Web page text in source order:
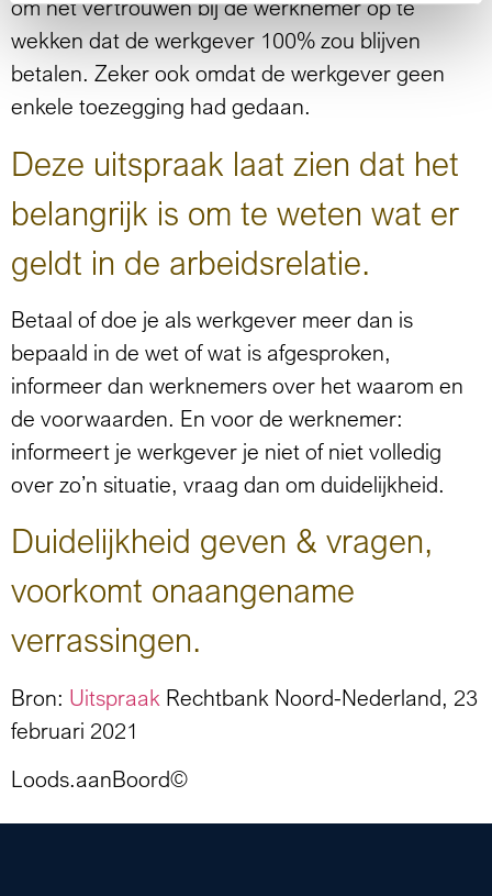
om het vertrouwen bij de werknemer op te
wekken dat de werkgever 100% zou blijven
betalen. Zeker ook omdat de werkgever geen
enkele toezegging had gedaan.
Deze uitspraak laat zien dat het
belangrijk is om te weten wat er
geldt in de arbeidsrelatie.
Betaal of doe je als werkgever meer dan is
bepaald in de wet of wat is afgesproken,
informeer dan werknemers over het waarom en
de voorwaarden. En voor de werknemer:
informeert je werkgever je niet of niet volledig
over zo’n situatie, vraag dan om duidelijkheid.
Duidelijkheid geven & vragen,
voorkomt onaangename
verrassingen.
Bron: Uitspraak Rechtbank Noord-Nederland, 23
februari 2021
Loods.aanBoord©